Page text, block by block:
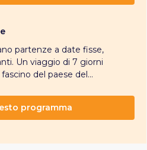
partenze a date fisse,
Un viaggio di 7 giorni
del paese del...
programma